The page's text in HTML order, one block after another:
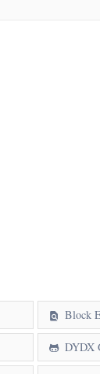
Block
DYDX